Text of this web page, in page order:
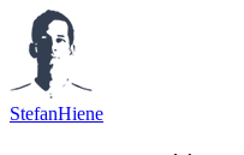
StefanHiene